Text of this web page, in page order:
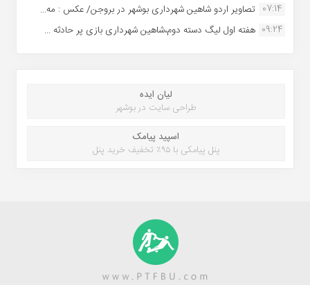
07:14 تصاویر اردو شاهین شهرداری بوشهر در بروجن/ عکس : مه...
09:24 هفته اول لیگ دسته دوم،شاهین شهرداری بازی پر حادثه ...
لیان ایده
طراحی سایت در بوشهر
اسپید پیامک
پنل پیامکی با ۹۵٪ تخفیف خرید پنل